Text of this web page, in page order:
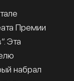
Премии
Эта
набрал